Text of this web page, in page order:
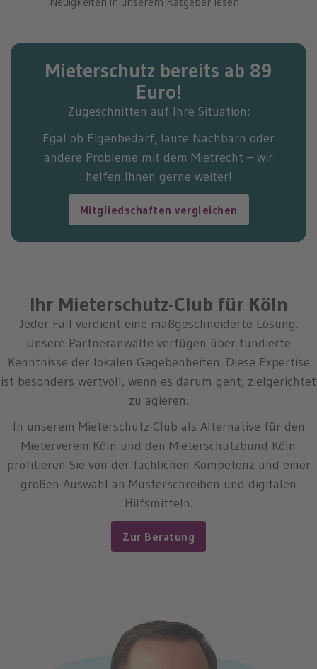
Mieterschutz bereits ab 89
Euro!
Zugeschnitten auf Ihre Situation:
Egal ob Eigenbedarf, laute Nachbarn oder
andere Probleme mit dem Mietrecht – wir
helfen Ihnen gerne weiter!
Mitgliedschaften vergleichen
Ihr Mieterschutz-Club für Köln
Jeder Fall verdient eine maßgeschneiderte Lösung.
Unsere Partneranwälte verfügen über fundierte
Kenntnisse der lokalen Gegebenheiten. Diese Expertise
ist besonders wertvoll, wenn es darum geht, zielgerichtet
zu agieren.
In unserem Mieterschutz-Club als Alternative für den
Mieterverein Köln und den Mieterschutzbund Köln
profitieren Sie von der fachlichen Kompetenz und einer
großen Auswahl an Musterschreiben und digitalen
Hilfsmitteln.
Zur Beratung